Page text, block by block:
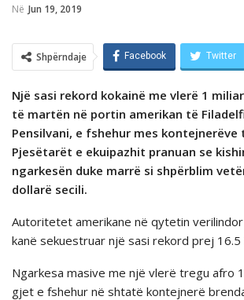
Në Jun 19, 2019
Shpërndaje Facebook Twitter
Një sasi rekord kokainë me vlerë 1
të martën në portin amerikan të
Pensilvani, e fshehur mes kontejnerëve
Pjesëtarët e ekuipazhit pranuan se
ngarkesën duke marrë si shpërblim
dollarë secili.
Autoritetet amerikane në qytetin
kanë sekuestruar një sasi rekord prej 16.5
Ngarkesa masive me një vlerë tregu afro
gjet e fshehur në shtatë kontejnerë